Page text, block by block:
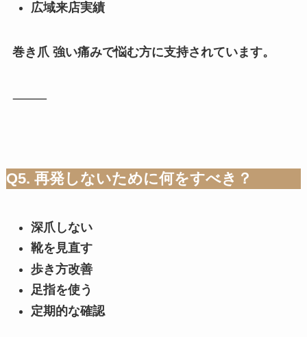
広域来店実績
巻き爪 強い痛みで悩む方に支持されています。
⸻
Q5. 再発しないために何をすべき？
深爪しない
靴を見直す
歩き方改善
足指を使う
定期的な確認